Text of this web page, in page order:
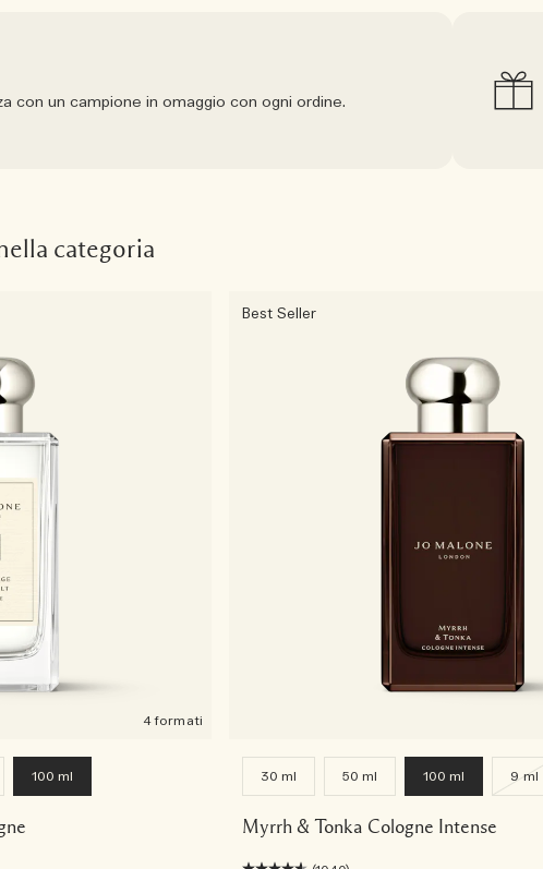
con un campione in omaggio con ogni ordine.
categoria
4 formati
100 ml
Best Seller
30 ml 50 ml 100 ml 9 ml
Myrrh & Tonka Cologne Intense